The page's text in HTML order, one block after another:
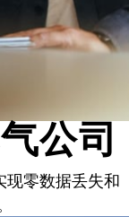
公司
零数据丢失和